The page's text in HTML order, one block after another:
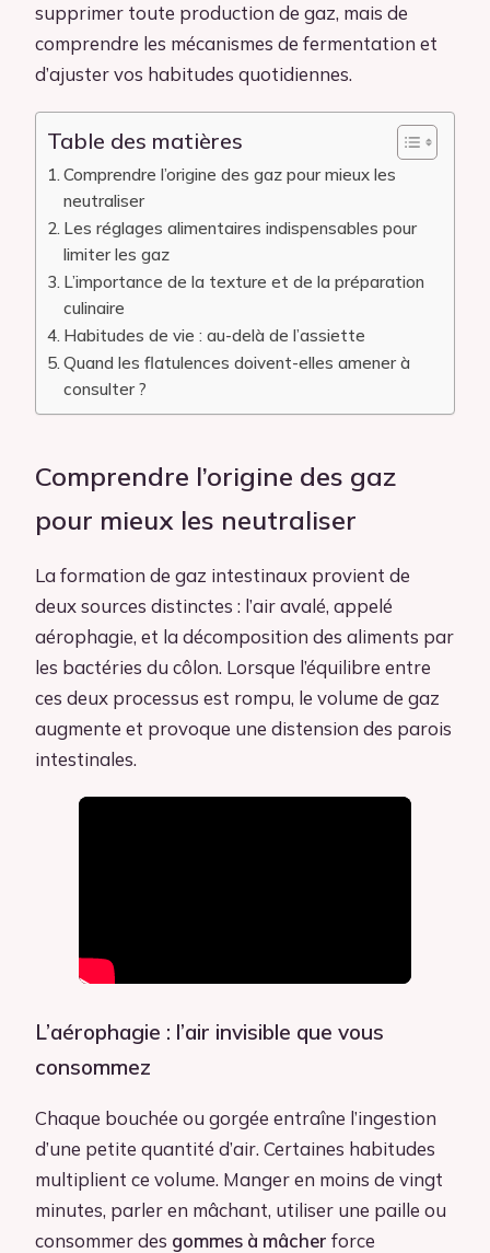
supprimer toute production de gaz, mais de
comprendre les mécanismes de fermentation et
d’ajuster vos habitudes quotidiennes.
Table des matières
Comprendre l’origine des gaz pour mieux les
neutraliser
Les réglages alimentaires indispensables pour
limiter les gaz
L’importance de la texture et de la préparation
culinaire
Habitudes de vie : au-delà de l’assiette
Quand les flatulences doivent-elles amener à
consulter ?
Comprendre l’origine des gaz
pour mieux les neutraliser
La formation de gaz intestinaux provient de
deux sources distinctes : l’air avalé, appelé
aérophagie, et la décomposition des aliments par
les bactéries du côlon. Lorsque l’équilibre entre
ces deux processus est rompu, le volume de gaz
augmente et provoque une distension des parois
intestinales.
L’aérophagie : l’air invisible que vous
consommez
Chaque bouchée ou gorgée entraîne l’ingestion
d’une petite quantité d’air. Certaines habitudes
multiplient ce volume. Manger en moins de vingt
minutes, parler en mâchant, utiliser une paille ou
consommer des gommes à mâcher force